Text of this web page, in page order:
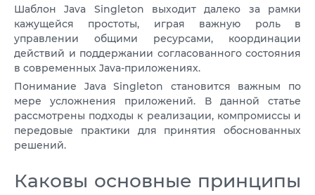
VPS АВСТРАЛИЯ
VPS СИНГАПУР
VPS ИТАЛИЯ
VPS ИСПАНИЯ
VPS НИДЕРЛАНДЫ
VPS ФРАНКФУРТ
СЛУЖБА ПОДДЕРЖКИ
КОЛОКЕЙШН
Шаблон Java Singleton выходит далеко за рамки
кажущейся простоты, играя важную роль в
управлении общими ресурсами, координации
действий и поддержании согласованного состояния
в современных Java-приложениях.
Понимание Java Singleton становится важным по
мере усложнения приложений. В данной статье
рассмотрены подходы к реализации, компромиссы и
передовые практики для принятия обоснованных
решений.
Каковы основные принципы